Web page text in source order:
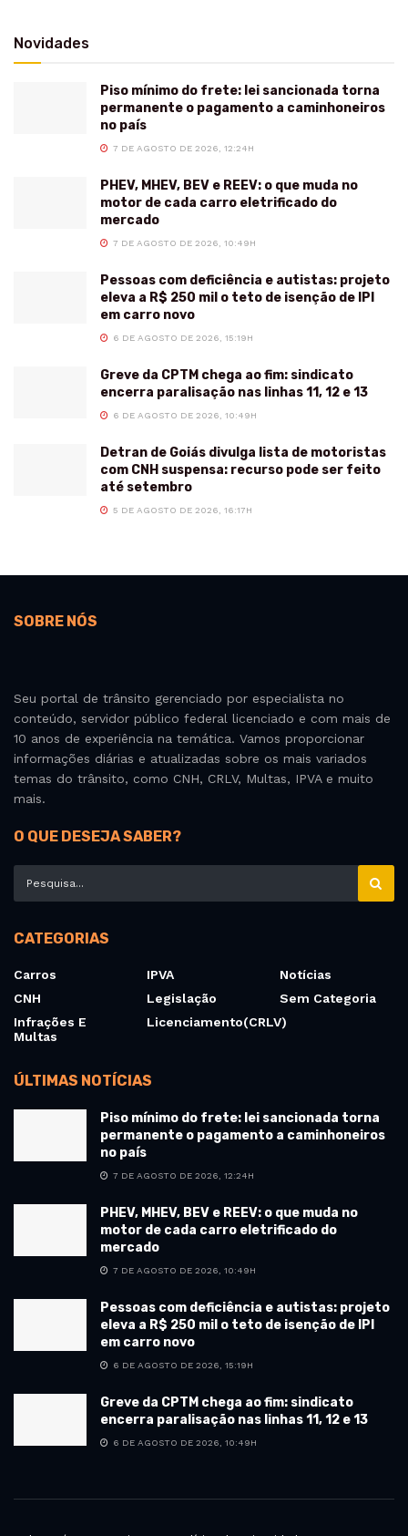
Novidades
Piso mínimo do frete: lei sancionada torna
permanente o pagamento a caminhoneiros
no país
7 DE AGOSTO DE 2026, 12:24H
PHEV, MHEV, BEV e REEV: o que muda no
motor de cada carro eletrificado do
mercado
7 DE AGOSTO DE 2026, 10:49H
Pessoas com deficiência e autistas: projeto
eleva a R$ 250 mil o teto de isenção de IPI
em carro novo
6 DE AGOSTO DE 2026, 15:19H
Greve da CPTM chega ao fim: sindicato
encerra paralisação nas linhas 11, 12 e 13
6 DE AGOSTO DE 2026, 10:49H
Detran de Goiás divulga lista de motoristas
com CNH suspensa: recurso pode ser feito
até setembro
5 DE AGOSTO DE 2026, 16:17H
SOBRE NÓS
Seu portal de trânsito gerenciado por especialista no
conteúdo, servidor público federal licenciado e com mais de
10 anos de experiência na temática. Vamos proporcionar
informações diárias e atualizadas sobre os mais variados
temas do trânsito, como CNH, CRLV, Multas, IPVA e muito
mais.
O QUE DESEJA SABER?
CATEGORIAS
Carros
CNH
Infrações E
Multas
IPVA
Legislação
Licenciamento(CRLV)
Notícias
Sem Categoria
ÚLTIMAS NOTÍCIAS
Piso mínimo do frete: lei sancionada torna
permanente o pagamento a caminhoneiros
no país
7 DE AGOSTO DE 2026, 12:24H
PHEV, MHEV, BEV e REEV: o que muda no
motor de cada carro eletrificado do
mercado
7 DE AGOSTO DE 2026, 10:49H
Pessoas com deficiência e autistas: projeto
eleva a R$ 250 mil o teto de isenção de IPI
em carro novo
6 DE AGOSTO DE 2026, 15:19H
Greve da CPTM chega ao fim: sindicato
encerra paralisação nas linhas 11, 12 e 13
6 DE AGOSTO DE 2026, 10:49H